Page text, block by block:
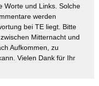
Worte und Links. Solche
werden
bei TE liegt. Bitte
Mitternacht und
Aufkommen, zu
Vielen Dank für Ihr